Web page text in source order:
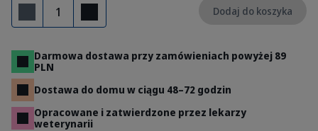
Usuń
Dodaj
Dodaj do koszyka
Darmowa dostawa przy zamówieniach powyżej 89
PLN
Dostawa do domu w ciągu 48–72 godzin
Opracowane i zatwierdzone przez lekarzy
weterynarii